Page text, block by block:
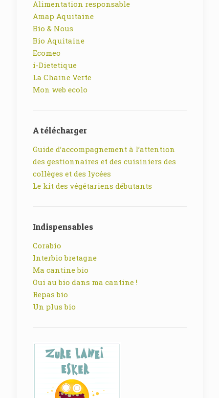
Alimentation responsable
Amap Aquitaine
Bio & Nous
Bio Aquitaine
Ecomeo
i-Dietetique
La Chaine Verte
Mon web ecolo
A télécharger
Guide d’accompagnement à l’attention
des gestionnaires et des cuisiniers des
collèges et des lycées
Le kit des végétariens débutants
Indispensables
Corabio
Interbio bretagne
Ma cantine bio
Oui au bio dans ma cantine !
Repas bio
Un plus bio